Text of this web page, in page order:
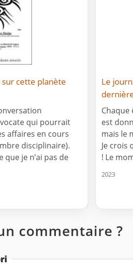
cette planète
qui pourrait
affaires en cours
disciplinaire).
que je n’ai pas de
Le
est
mais le
Je crois
! Le
2023
commentaire ?